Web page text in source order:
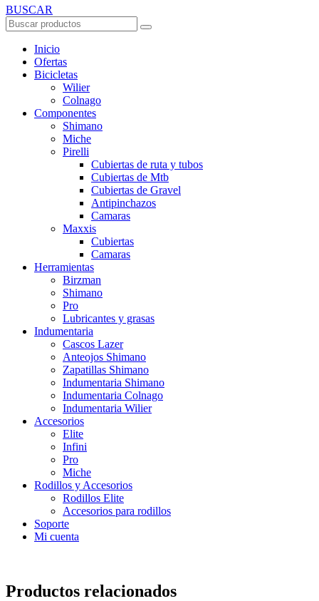
BUSCAR
Inicio
Ofertas
Bicicletas
Wilier
Colnago
Componentes
Shimano
Miche
Pirelli
Cubiertas de ruta y tubos
Cubiertas de Mtb
Cubiertas de Gravel
Antipinchazos
Camaras
Maxxis
Cubiertas
Camaras
Herramientas
Birzman
Shimano
Pro
Lubricantes y grasas
Indumentaria
Cascos Lazer
Anteojos Shimano
Zapatillas Shimano
Indumentaria Shimano
Indumentaria Colnago
Indumentaria Wilier
Accesorios
Elite
Infini
Pro
Miche
Rodillos y Accesorios
Rodillos Elite
Accesorios para rodillos
Soporte
Mi cuenta
Productos relacionados